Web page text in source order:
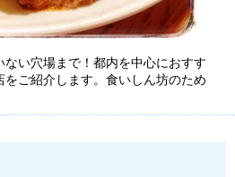
い穴場まで！都内を中心におすす
ご紹介します。食いしん坊のため